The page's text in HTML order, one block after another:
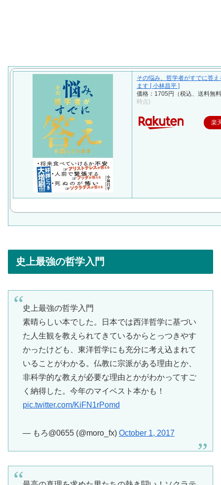
その悩み、哲学者がすでに答
ます [ 小林昌平 ]
価格：1705円（税込、送料無
時点)
楽
史上最強の哲学入門
史上最強の哲学入門
素晴らしい本でした。日本では西洋哲学に基づい
た人生観を教えられてきているからとっつきやす
かったけども、東洋哲学にも充分に考え込まれて
いることがわかる。仏教に宗派がある理由とか、
非科学的な教えが必要な理由とかがわかってすご
く納得した。今年のマイベスト本かも！
pic.twitter.com/KiFN1rPomd
— もろ@0655 (@moro_fx) October 1, 2017